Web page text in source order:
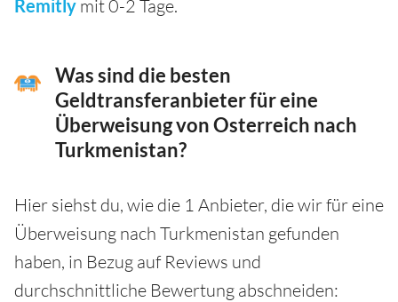
Remitly mit 0-2 Tage.
Was sind die besten
Geldtransferanbieter für eine
Überweisung von Osterreich nach
Turkmenistan?
Hier siehst du, wie die 1 Anbieter, die wir für eine
Überweisung nach Turkmenistan gefunden
haben, in Bezug auf Reviews und
durchschnittliche Bewertung abschneiden: